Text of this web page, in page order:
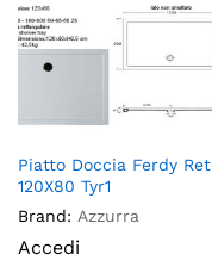
Piatto Doccia Ferdy Ret
120X80 Tyr1
Brand: Azzurra
Accedi